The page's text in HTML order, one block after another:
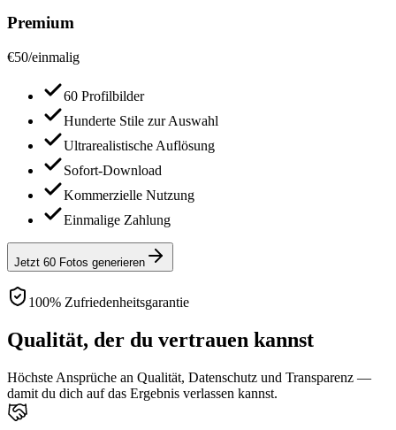
Premium
€50/einmalig
60 Profilbilder
Hunderte Stile zur Auswahl
Ultrarealistische Auflösung
Sofort-Download
Kommerzielle Nutzung
Einmalige Zahlung
Jetzt 60 Fotos generieren
100% Zufriedenheitsgarantie
Qualität, der du vertrauen kannst
Höchste Ansprüche an Qualität, Datenschutz und Transparenz —
damit du dich auf das Ergebnis verlassen kannst.